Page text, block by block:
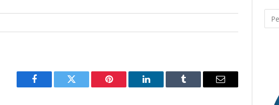
Facebook Twitter Pinterest LinkedIn Tumblr
E-